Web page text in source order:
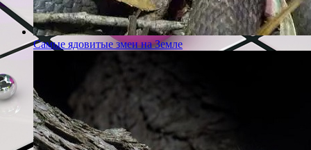
Самые ядовитые змеи на Земле